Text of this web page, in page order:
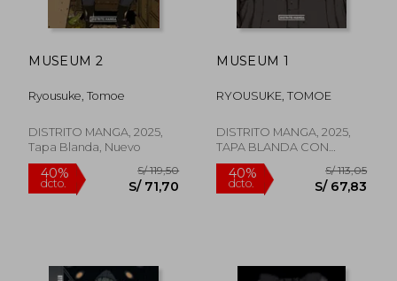
MUSEUM 2
Ryousuke, Tomoe
DISTRITO MANGA, 2025,
Tapa Blanda, Nuevo
MUSEUM 1
RYOUSUKE, TOMOE
DISTRITO MANGA, 2025,
TAPA BLANDA CON
SOBRECUBIERTA, Nuevo